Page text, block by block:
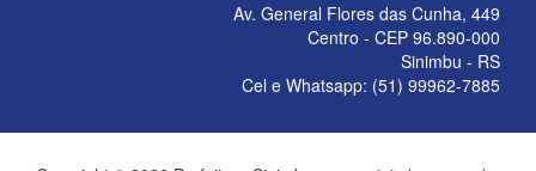
Av. General Flores das Cunha, 449
Centro - CEP 96.890-000
Sinimbu - RS
Cel e Whatsapp: (51) 99962-7885